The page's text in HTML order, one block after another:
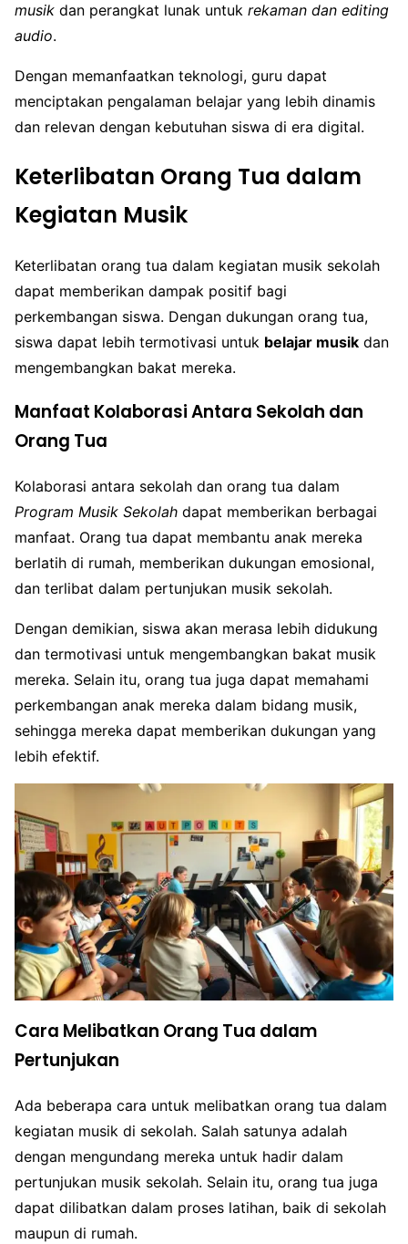
musik dan perangkat lunak untuk rekaman dan editing
audio.
Dengan memanfaatkan teknologi, guru dapat
menciptakan pengalaman belajar yang lebih dinamis
dan relevan dengan kebutuhan siswa di era digital.
Keterlibatan Orang Tua dalam
Kegiatan Musik
Keterlibatan orang tua dalam kegiatan musik sekolah
dapat memberikan dampak positif bagi
perkembangan siswa. Dengan dukungan orang tua,
siswa dapat lebih termotivasi untuk belajar musik dan
mengembangkan bakat mereka.
Manfaat Kolaborasi Antara Sekolah dan
Orang Tua
Kolaborasi antara sekolah dan orang tua dalam
Program Musik Sekolah dapat memberikan berbagai
manfaat. Orang tua dapat membantu anak mereka
berlatih di rumah, memberikan dukungan emosional,
dan terlibat dalam pertunjukan musik sekolah.
Dengan demikian, siswa akan merasa lebih didukung
dan termotivasi untuk mengembangkan bakat musik
mereka. Selain itu, orang tua juga dapat memahami
perkembangan anak mereka dalam bidang musik,
sehingga mereka dapat memberikan dukungan yang
lebih efektif.
Cara Melibatkan Orang Tua dalam
Pertunjukan
Ada beberapa cara untuk melibatkan orang tua dalam
kegiatan musik di sekolah. Salah satunya adalah
dengan mengundang mereka untuk hadir dalam
pertunjukan musik sekolah. Selain itu, orang tua juga
dapat dilibatkan dalam proses latihan, baik di sekolah
maupun di rumah.